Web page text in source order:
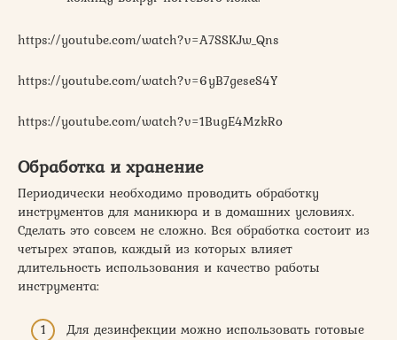
https://youtube.com/watch?v=A7SSKJw_Qns
https://youtube.com/watch?v=6yB7geseS4Y
https://youtube.com/watch?v=1BugE4MzkRo
Обработка и хранение
Периодически необходимо проводить обработку
инструментов для маникюра и в домашних условиях.
Сделать это совсем не сложно. Вся обработка состоит из
четырех этапов, каждый из которых влияет
длительность использования и качество работы
инструмента:
Для дезинфекции можно использовать готовые